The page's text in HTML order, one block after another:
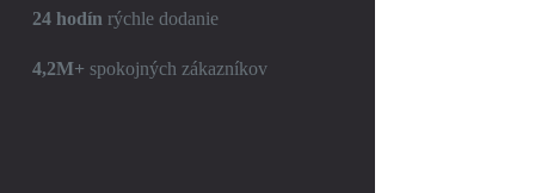
24 hodín rýchle dodanie
4,2M+ spokojných zákazníkov